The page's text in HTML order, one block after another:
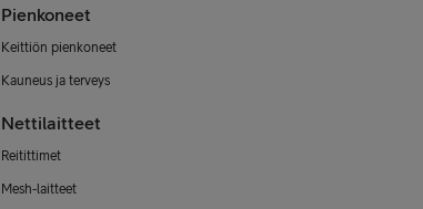
Pienkoneet
Keittiön pienkoneet
Kauneus ja terveys
Nettilaitteet
Reitittimet
Mesh-laitteet